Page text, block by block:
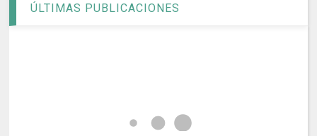
ÚLTIMAS PUBLICACIONES